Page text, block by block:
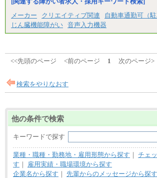
ます。
メーカー
クリエイティブ関連
自動車通勤可（
じん臓機能障がい 音声入力機器
<<先頭のページ <前のページ 1 次のページ>
検索をやりなおす
他の条件で検索
キーワードで探す
業種・職種・勤務地・雇用形態から探す ｜ チェ
す ｜
雇用実績・職場環境から探す
企業名から探す ｜ 先輩からのメッセージから探す